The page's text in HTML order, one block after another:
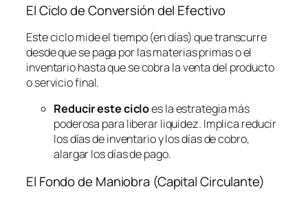
El Ciclo de Conversión del Efectivo
Este ciclo mide el tiempo (en días) que transcurre
desde que se paga por las materias primas o el
inventario hasta que se cobra la venta del producto
o servicio final.
Reducir este cicloes la estrategia más
poderosa para liberar liquidez. Implica reducir
los días de inventario y los días de cobro,
alargar los días de pago.
El Fondo de Maniobra (Capital Circulante)